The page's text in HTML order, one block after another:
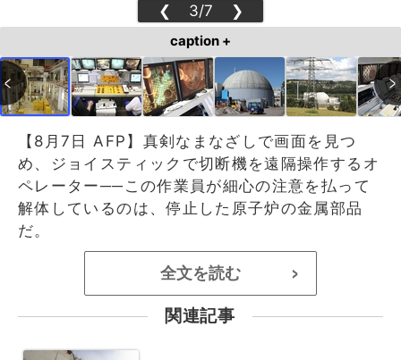
❮ 3/7 ❯
caption +
【8月7日 AFP】真剣なまなざしで画面を見つ
め、ジョイスティックで切断機を遠隔操作するオ
ペレーター──この作業員が細心の注意を払って
解体しているのは、停止した原子炉の金属部品
だ。
全文を読む >
関連記事